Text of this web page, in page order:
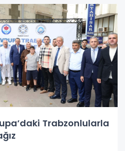
Trabzonlularla